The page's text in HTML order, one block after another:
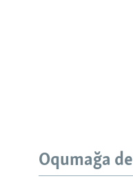
Oqumağa